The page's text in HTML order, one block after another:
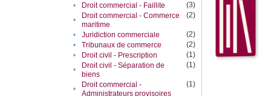
•
Droit commercial - Faillite
(3)
•
Droit commercial - Commerce
maritime
(2)
• Juridiction commerciale
(2)
•
Tribunaux de commerce
(2)
•
Droit civil - Prescription
(1)
•
Droit civil - Séparation de
biens
(1)
•
Droit commercial -
Administrateurs provisoires
(1)